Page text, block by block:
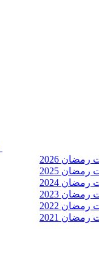
2026
2025
2024
2023
2022
2021